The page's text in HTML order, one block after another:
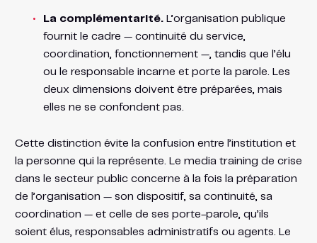
La complémentarité.L’organisation publique
fournit le cadre — continuité du service,
coordination, fonctionnement —, tandis que l’élu
ou le responsable incarne et porte la parole. Les
deux dimensions doivent être préparées, mais
elles ne se confondent pas.
Cette distinction évite la confusion entre l’institution et
la personne qui la représente. Le media training de crise
dans le secteur public concerne à la fois la préparation
de l’organisation — son dispositif, sa continuité, sa
coordination — et celle de ses porte-parole, qu’ils
soient élus, responsables administratifs ou agents. Le